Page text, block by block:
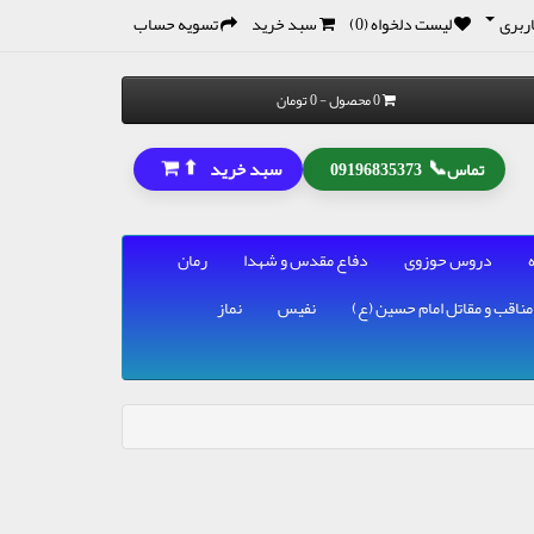
لیست دلخواه (0) سبد خرید تسویه حساب
0 محصول - 0 تومان
تماس📞
09196835373 سبد خرید ⬆
دروس حوزوی دفاع مقدس و شهدا
رمان
مناقب و مقاتل امام حسین (ع) نفیس
نماز